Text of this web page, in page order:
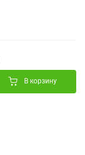
В корзину